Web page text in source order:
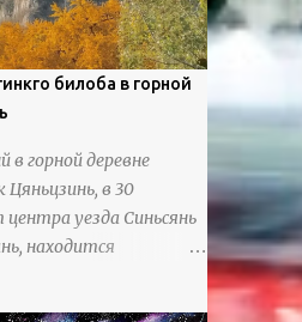
билоба в горной
горной деревне
Цяньцзинь, в 30
уезда Синьсянь
находится
древних растений
произрастает